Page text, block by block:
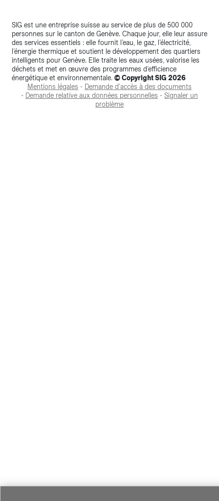
SIG est une entreprise suisse au service de plus de 500 000
personnes sur le canton de Genève. Chaque jour, elle leur assure
des services essentiels : elle fournit l’eau, le gaz, l’électricité,
l’énergie thermique et soutient le développement des quartiers
intelligents pour Genève. Elle traite les eaux usées, valorise les
déchets et met en œuvre des programmes d’efficience
énergétique et environnementale. © Copyright SIG 2026
Mentions légales - Demande d'accès à des documents
- Demande relative aux données personnelles - Signaler un
problème